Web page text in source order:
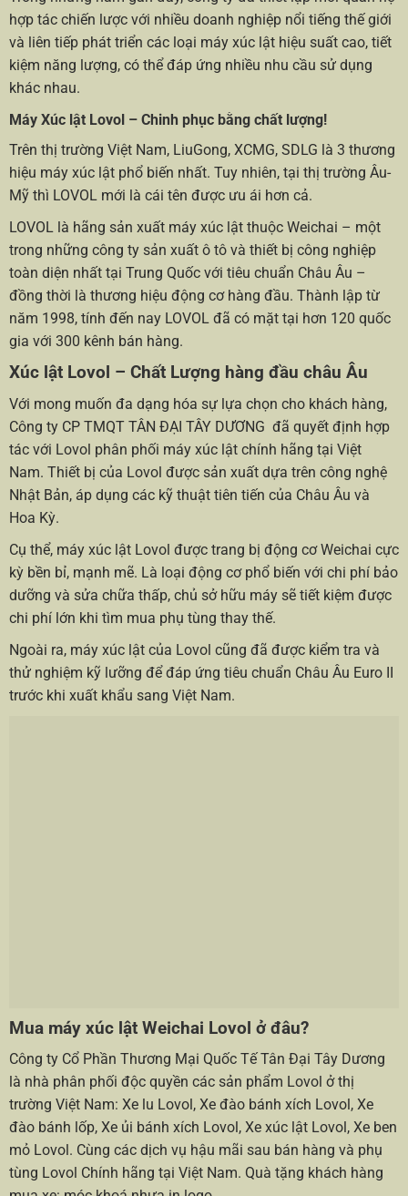
hợp tác chiến lược với nhiều doanh nghiệp nổi tiếng thế giới
và liên tiếp phát triển các loại máy xúc lật hiệu suất cao, tiết
kiệm năng lượng, có thể đáp ứng nhiều nhu cầu sử dụng
khác nhau.
Máy Xúc lật Lovol – Chinh phục bằng chất lượng!
Trên thị trường Việt Nam, LiuGong, XCMG, SDLG là 3 thương
hiệu máy xúc lật phổ biến nhất. Tuy nhiên, tại thị trường Âu-
Mỹ thì LOVOL mới là cái tên được ưu ái hơn cả.
LOVOL là hãng sản xuất máy xúc lật thuộc Weichai – một
trong những công ty sản xuất ô tô và thiết bị công nghiệp
toàn diện nhất tại Trung Quốc với tiêu chuẩn Châu Âu –
đồng thời là thương hiệu động cơ hàng đầu. Thành lập từ
năm 1998, tính đến nay LOVOL đã có mặt tại hơn 120 quốc
gia với 300 kênh bán hàng.
Xúc lật Lovol – Chất Lượng hàng đầu châu Âu
Với mong muốn đa dạng hóa sự lựa chọn cho khách hàng,
Công ty CP TMQT TÂN ĐẠI TÂY DƯƠNG đã quyết định hợp
tác với Lovol phân phối máy xúc lật chính hãng tại Việt
Nam. Thiết bị của Lovol được sản xuất dựa trên công nghệ
Nhật Bản, áp dụng các kỹ thuật tiên tiến của Châu Âu và
Hoa Kỳ.
Cụ thể, máy xúc lật Lovol được trang bị động cơ Weichai cực
kỳ bền bỉ, mạnh mẽ. Là loại động cơ phổ biến với chi phí bảo
dưỡng và sửa chữa thấp, chủ sở hữu máy sẽ tiết kiệm được
chi phí lớn khi tìm mua phụ tùng thay thế.
Ngoài ra, máy xúc lật của Lovol cũng đã được kiểm tra và
thử nghiệm kỹ lưỡng để đáp ứng tiêu chuẩn Châu Âu Euro II
trước khi xuất khẩu sang Việt Nam.
Mua máy xúc lật Weichai Lovol ở đâu?
Công ty Cổ Phần Thương Mại Quốc Tế Tân Đại Tây Dương
là nhà phân phối độc quyền các sản phẩm Lovol ở thị
trường Việt Nam: Xe lu Lovol, Xe đào bánh xích Lovol, Xe
đào bánh lốp, Xe ủi bánh xích Lovol, Xe xúc lật Lovol, Xe ben
mỏ Lovol. Cùng các dịch vụ hậu mãi sau bán hàng và phụ
tùng Lovol Chính hãng tại Việt Nam. Quà tặng khách hàng